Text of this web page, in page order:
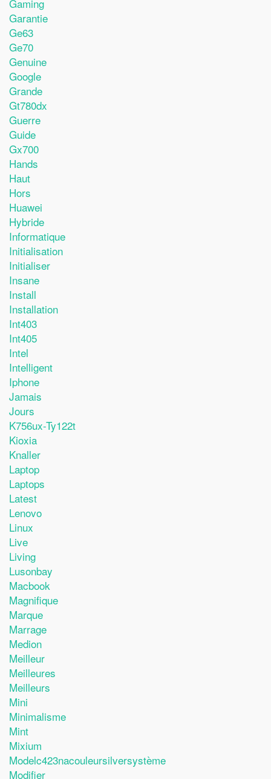
Gaming
Garantie
Ge63
Ge70
Genuine
Google
Grande
Gt780dx
Guerre
Guide
Gx700
Hands
Haut
Hors
Huawei
Hybride
Informatique
Initialisation
Initialiser
Insane
Install
Installation
Int403
Int405
Intel
Intelligent
Iphone
Jamais
Jours
K756ux-Ty122t
Kioxia
Knaller
Laptop
Laptops
Latest
Lenovo
Linux
Live
Living
Lusonbay
Macbook
Magnifique
Marque
Marrage
Medion
Meilleur
Meilleures
Meilleurs
Mini
Minimalisme
Mint
Mixium
Modelc423nacouleursilversystème
Modifier